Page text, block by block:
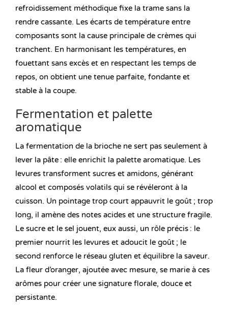
refroidissement méthodique fixe la trame sans la
rendre cassante. Les écarts de température entre
composants sont la cause principale de crèmes qui
tranchent. En harmonisant les températures, en
fouettant sans excès et en respectant les temps de
repos, on obtient une tenue parfaite, fondante et
stable à la coupe.
Fermentation et palette
aromatique
La fermentation de la brioche ne sert pas seulement à
lever la pâte : elle enrichit la palette aromatique. Les
levures transforment sucres et amidons, générant
alcool et composés volatils qui se révéleront à la
cuisson. Un pointage trop court appauvrit le goût ; trop
long, il amène des notes acides et une structure fragile.
Le sucre et le sel jouent, eux aussi, un rôle précis : le
premier nourrit les levures et adoucit le goût ; le
second renforce le réseau gluten et équilibre la saveur.
La fleur d’oranger, ajoutée avec mesure, se marie à ces
arômes pour créer une signature florale, douce et
persistante.